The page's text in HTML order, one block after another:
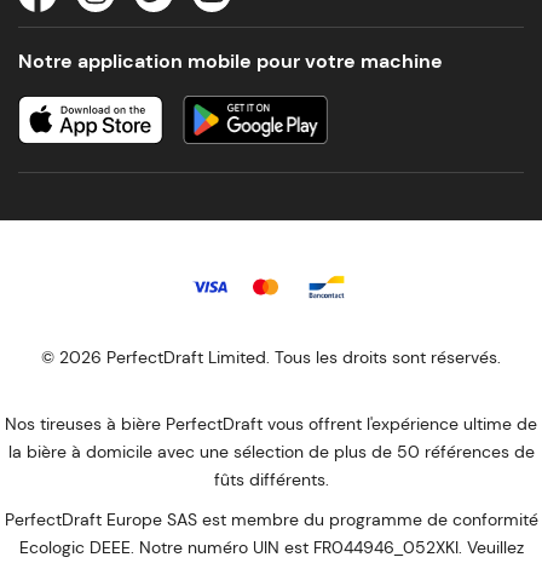
Notre application mobile pour votre machine
© 2026 PerfectDraft Limited. Tous les droits sont réservés.
Nos tireuses à bière PerfectDraft vous offrent l'expérience ultime de
la bière à domicile avec une sélection de plus de 50 références de
fûts différents.
PerfectDraft Europe SAS est membre du programme de conformité
Ecologic DEEE. Notre numéro UIN est FR044946_052XKI. Veuillez